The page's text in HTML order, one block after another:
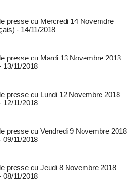
presse du Mercredi 14 Novemdre
- 14/11/2018
presse du Mardi 13 Novembre 2018
13/11/2018
presse du Lundi 12 Novembre 2018
12/11/2018
presse du Vendredi 9 Novembre 2018
09/11/2018
presse du Jeudi 8 Novembre 2018
08/11/2018